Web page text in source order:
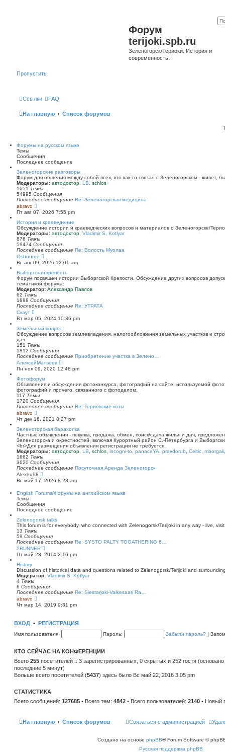
Форум
terijoki.spb.ru
Зеленогорск/Териоки. История и
современность.
Пропустить
Ссылки FAQ
На главную Список форумов
Форумы на русском языке
Темы
Сообщения
Последнее сообщение
Зеленогорские разговоры
Форум для общения между собой всех, кто как-то связан с Зеленогорском - живет,
Модераторы: автодоктор LB
schlos
1651 Темы
54995 Сообщения
Последнее сообщение Re: Зеленогорская медицина
abravo
е
р
е
й
т
и
к
п
с
л
е
д
н
е
м
у
с
б
е
н
ю
Пт авг 07, 2026 7:55 pm
История и краеведение
Обсуждение истории и краеведческих вопросов и материалов о Зеленогорске/
Модераторы: автодоктор Vladimir S. Kotlyar
876 Темы
59474 Сообщения
Последнее сообщение Re: Волость Муолаа
Osbourne
е
р
е
й
т
и
п
о
л
е
д
н
у
с
о
б
е
н
и
Вс авг 09, 2026 12:01 am
Выборгская крепость
Форум посвящен истории Выборгской Крепости. Обсуждение других вопросов
тематикой форума.
Модератор: Александр Павлов
62 Темы
1898 Сообщения
Последнее сообщение Re: УТРАТА
Скаут
е
р
е
й
т
и
к
п
о
с
л
е
д
н
е
м
у
с
о
о
щ
е
н
и
ю
Вт мар 05, 2024 10:36 pm
Земельный вопрос
Обсуждение вопросов землевладения, налогообложения земельных участков и
дач.
151 Темы
1812 Сообщения
Последнее сообщение Приобретение участка в Зелено…
АлексейМатвеев
е
р
й
т
п
с
л
е
д
н
е
м
у
о
щ
н
Пн ноя 09, 2020 12:48 pm
Фотофорум
Объявления и обсуждения фотоконкурса, фотографий на сайте, используемой
фотографий и прочего, связанного с фотоделом.
117 Темы
1720 Сообщения
Последнее сообщение Re: Териокские коты
abravo
е
р
е
й
т
и
к
п
о
с
л
е
д
е
у
с
о
б
щ
е
н
и
ю
Чт дек 16, 2021 8:27 pm
Зеленогорская барахолка
Частные объявления - покупка, продажа, обмен, поиск/сдача жилья и дач,
Зеленогорска и окрестностей, включая Курортный район С.-Петербурга и
<br>Для размещения объявления регистрация не требуется.
Модераторы: автодоктор LB schlos incogni-to panaceYA pravdorub Celtic mborgali
1662 Темы
3620 Сообщения
Последнее сообщение Посуточная Аренда Зеленогорск
Alexeu98
е
р
й
и
к
п
о
с
е
д
н
е
с
о
б
щ
н
Вс май 17, 2026 8:23 am
English Forums/Форумы на английском языке
Темы
Сообщения
Последнее сообщение
Zelenogorsk talks
This forum is for everybody, who connected with Zelenogorsk/Terijoki in any way - live,
13 Темы
59 Сообщения
Последнее сообщение Re: SYSTO PALTY TOGATHERING 6…
2RUNNER
е
р
й
т
к
п
с
л
н
м
о
б
щ
е
ю
Пт май 23, 2014 2:16 pm
History
Discussion of historical data and questions related to Zelenogorsk/Terijoki and
Модератор: Vladimir S. Kotlyar
4 Темы
6 Сообщения
Последнее сообщение Re: Siestarjoki-Valkesaari Ra…
abravo
е
р
т
к
о
с
л
е
д
н
у
о
е
Чт мар 14, 2019 9:31 pm
ВХОД • РЕГИСТРАЦИЯ
Имя пользователя: Пароль: Забыли пароль? |
КТО СЕЙЧАС НА КОНФЕРЕНЦИИ
Всего 255 посетителей :: 3 зарегистрированных, 0 скрытых и 252 гостя
последние 5 минут)
Больше всего посетителей (5437) здесь было Вс май 22, 2016 3:05 pm
СТАТИСТИКА
Всего сообщений: 127685 • Всего тем: 4842 • Всего пользователей: 2140 • Новый
На главную Список форумов Связаться с администрацией
Создано на основе phpBB® Forum Software ©
Русская поддержка phpBB